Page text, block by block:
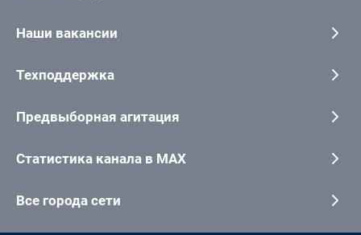
Наши вакансии
Техподдержка
Предвыборная агитация
Статистика канала в MAX
Все города сети